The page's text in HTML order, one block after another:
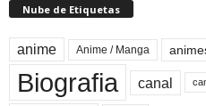
Nube de Etiquetas
anime Anime / Manga
Biografia canal